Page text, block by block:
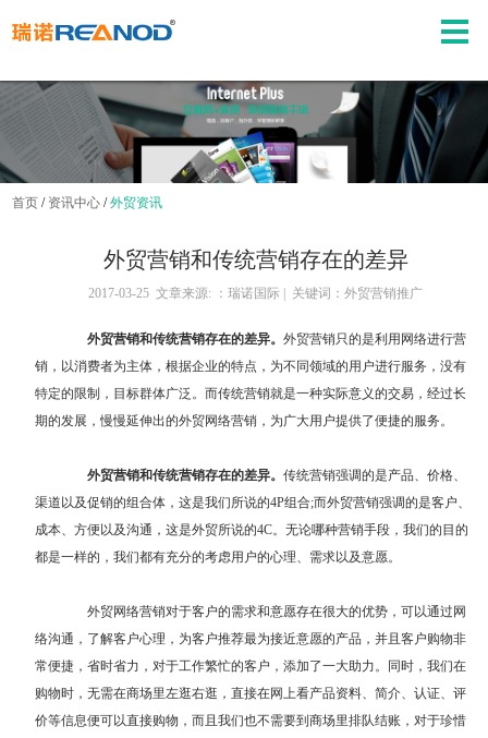
首页 / 资讯中心 /外贸资讯
外贸营销和传统营销存在的差异
2017-03-25 文章来源: ：瑞诺国际 | 关键词：外贸营销推广
外贸营销和传统营销存在的差异。外贸营销只的是利用网络进行营
销，以消费者为主体，根据企业的特点，为不同领域的用户进行服务，没有
特定的限制，目标群体广泛。而传统营销就是一种实际意义的交易，经过长
期的发展，慢慢延伸出的外贸网络营销 ，为广大用户提供了便捷的服务。
外贸营销和传统营销存在的差异。传统营销强调的是产品、价格、
渠道以及促销的组合体，这是我们所说的4P组合;而外贸营销强调的是客户、
成本、方便以及沟通，这是外贸所说的4C。无论哪种营销手段，我们的目的
都是一样的，我们都有充分的考虑用户的心理、需求以及意愿。
外贸网络营销对于客户的需求和意愿存在很大的优势，可以通过网
络沟通，了解客户心理，为客户推荐最为接近意愿的产品，并且客户购物非
常便捷，省时省力，对于工作繁忙的客户，添加了一大助力。同时，我们在
购物时，无需在商场里左逛右逛，直接在网上看产品资料、简介、认证、评
价等信息便可以直接购物，而且我们也不需要到商场里排队结账，对于珍惜